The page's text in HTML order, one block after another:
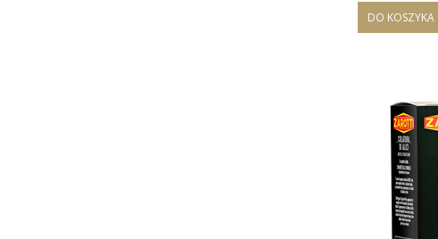
DO KOSZYKA